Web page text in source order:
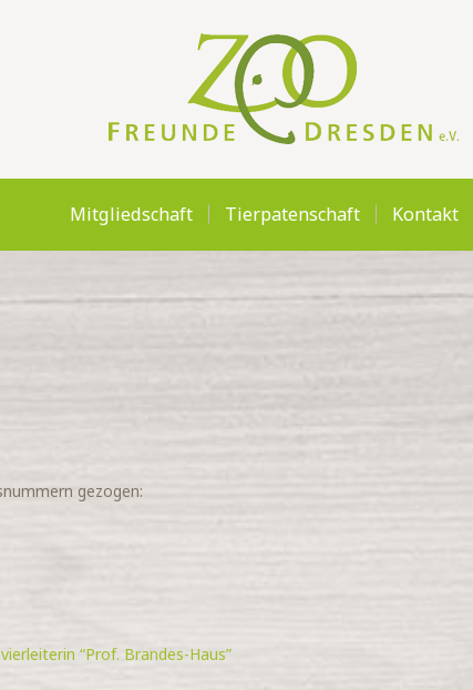
Mitgliedschaft Tierpatenschaft Kontakt
MITGLIEDSCHAFT
TIERPATENSCHAFT
KONTAKT
gezogen:
“Prof. Brandes-Haus”